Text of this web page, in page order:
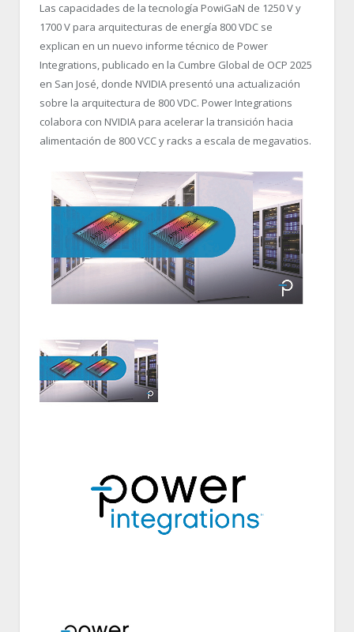
Las capacidades de la tecnología PowiGaN de 1250 V y
1700 V para arquitecturas de energía 800 VDC se
explican en un nuevo informe técnico de Power
Integrations, publicado en la Cumbre Global de OCP 2025
en San José, donde NVIDIA presentó una actualización
sobre la arquitectura de 800 VDC. Power Integrations
colabora con NVIDIA para acelerar la transición hacia
alimentación de 800 VCC y racks a escala de megavatios.